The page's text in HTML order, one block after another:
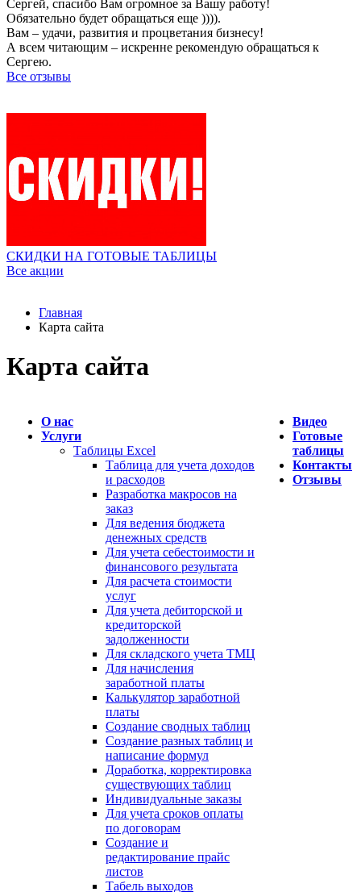
Сергей, спасибо Вам огромное за Вашу работу!
Обязательно будет обращаться еще )))).
Вам – удачи, развития и процветания бизнесу!
А всем читающим – искренне рекомендую обращаться к
Сергею.
Все отзывы
СКИДКИ НА ГОТОВЫЕ ТАБЛИЦЫ
Все акции
Главная
Карта сайта
Карта сайта
О нас
Услуги
Таблицы Excel
Таблица для учета доходов
и расходов
Разработка макросов на
заказ
Для ведения бюджета
денежных средств
Для учета себестоимости и
финансового результата
Для расчета стоимости
услуг
Для учета дебиторской и
кредиторской
задолженности
Для складского учета ТМЦ
Для начисления
заработной платы
Калькулятор заработной
платы
Создание сводных таблиц
Создание разных таблиц и
написание формул
Доработка, корректировка
существующих таблиц
Индивидуальные заказы
Для учета сроков оплаты
по договорам
Создание и
редактирование прайс
листов
Табель выходов
Видео
Готовые
таблицы
Контакты
Отзывы